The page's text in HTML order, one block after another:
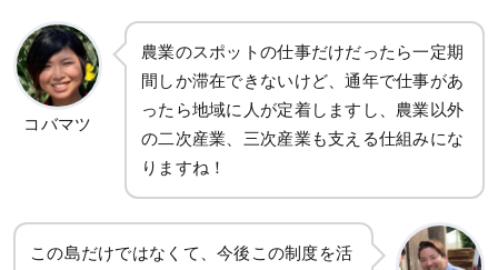
コバマツ
農業のスポットの仕事だけだったら一定期
間しか滞在できないけど、通年で仕事があ
ったら地域に人が定着しますし、農業以外
の二次産業、三次産業も支える仕組みにな
りますね！
この島だけではなくて、今後この制度を活